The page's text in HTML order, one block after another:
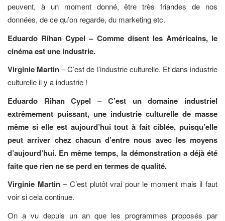
peuvent, à un moment donné, être très friandes de nos
données, de ce qu’on regarde, du marketing etc.
Eduardo Rihan Cypel – Comme disent les Américains, le
cinéma est une industrie.
Virginie Martin– C’est de l’industrie culturelle. Et dans industrie
culturelle il y a industrie !
Eduardo Rihan Cypel – C’est un domaine industriel
extrêmement puissant, une industrie culturelle de masse
même si elle est aujourd’hui tout à fait ciblée, puisqu’elle
peut arriver chez chacun d’entre nous avec les moyens
d’aujourd’hui. En même temps, la démonstration a déjà été
faite que rien ne se perd en termes de qualité.
Virginie Martin– C’est plutôt vrai pour le moment mais il faut
voir si cela continue.
On a vu depuis un an que les programmes proposés par